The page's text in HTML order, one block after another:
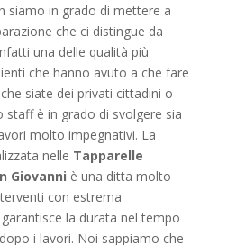
siamo in grado di mettere a
che ci distingue da
una delle qualità più
che hanno avuto a che fare
siate dei privati cittadini o
staff è in grado di svolgere sia
molto impegnativi. La
nelle Tapparelle
Giovanni è una ditta molto
con estrema
la durata nel tempo
i lavori. Noi sappiamo che